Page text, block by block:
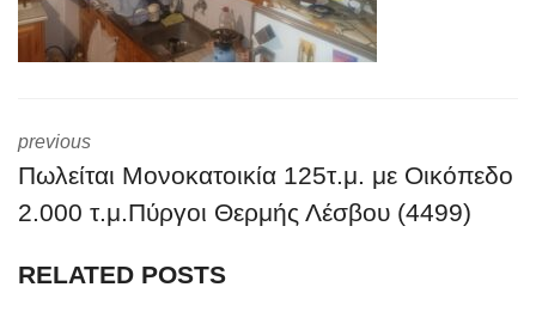
previous
Πωλείται Μονοκατοικία 125τ.μ. με Οικόπεδο
2.000 τ.μ.Πύργοι Θερμής Λέσβου (4499)
RELATED POSTS